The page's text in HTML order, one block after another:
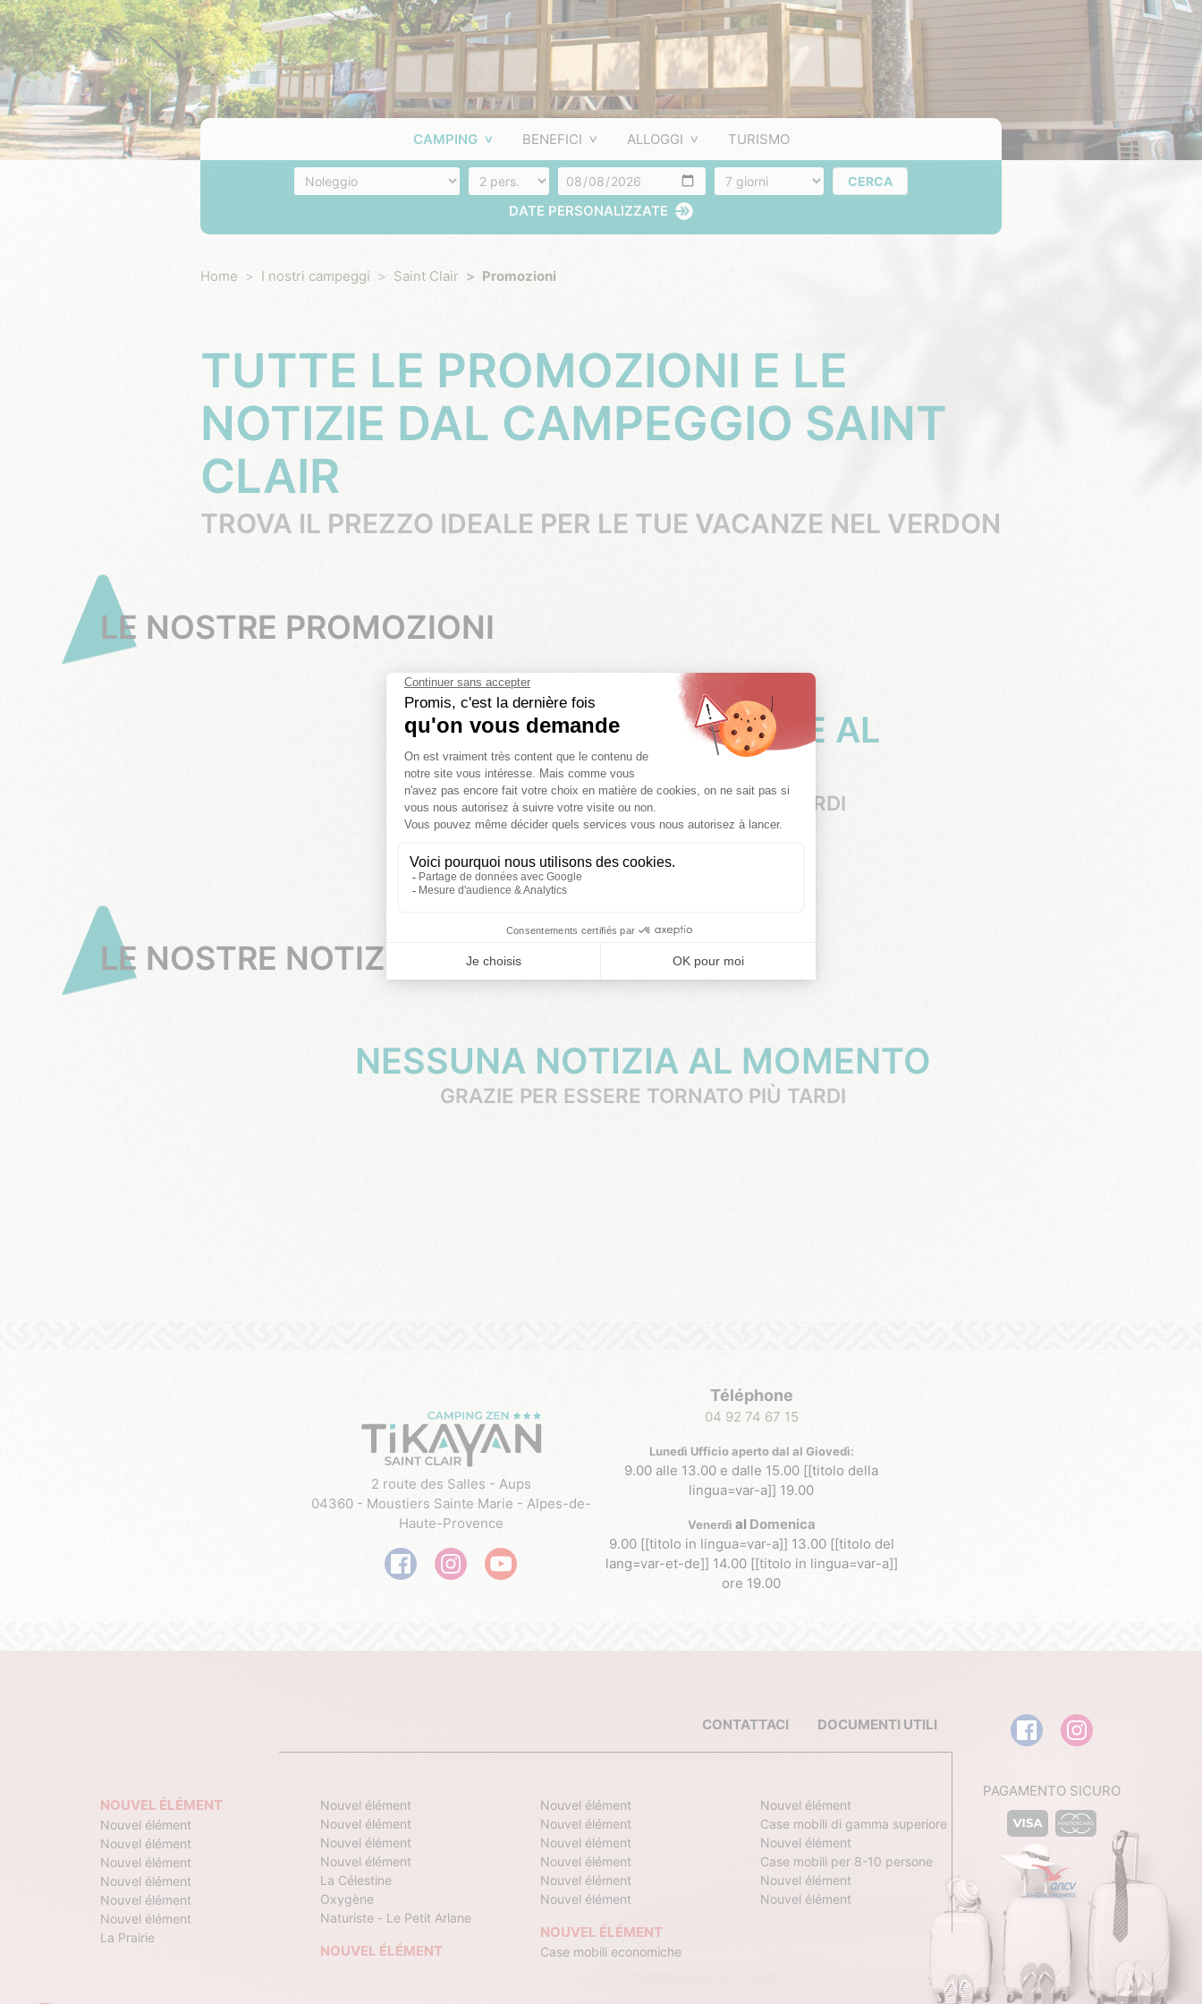
CAMPING BENEFICI ALLOGGI TURISMO
Alloggio Numero di persone Arrivo Numero di giorni CERCA
DATE PERSONALIZZATE
Home I nostri campeggi Saint Clair Promozioni
TUTTE LE PROMOZIONI E LE
NOTIZIE DAL CAMPEGGIO SAINT
CLAIR
TROVA IL PREZZO IDEALE PER LE TUE VACANZE NEL VERDON
LE NOSTRE PROMOZIONI
NESSUNA PROMOZIONE AL
MOMENTO
GRAZIE PER ESSERE TORNATO PIÙ TARDI
LE NOSTRE NOTIZIE
NESSUNA NOTIZIA AL MOMENTO
GRAZIE PER ESSERE TORNATO PIÙ TARDI
2 route des Salles - Aups
04360 - Moustiers Sainte Marie - Alpes-de-
Haute-Provence
Téléphone
04 92 74 67 15
Lunedì Ufficio aperto dal al Giovedì:
9.00 alle 13.00 e dalle 15.00 [[titolo della
lingua=var-a]] 19.00
Venerdì al Domenica
9.00 [[titolo in lingua=var-a]] 13.00 [[titolo del
lang=var-et-de]] 14.00 [[titolo in lingua=var-a]]
ore 19.00
CONTATTACI DOCUMENTI UTILI
NOUVEL ÉLÉMENT
Nouvel élément
Nouvel élément
Nouvel élément
Nouvel élément
Nouvel élément
Nouvel élément
La Prairie
Nouvel élément
Nouvel élément
Nouvel élément
Nouvel élément
La Célestine
Oxygène
Naturiste - Le Petit Arlane
NOUVEL ÉLÉMENT
Nouvel élément
Nouvel élément
Nouvel élément
Nouvel élément
Nouvel élément
Nouvel élément
NOUVEL ÉLÉMENT
Case mobili economiche
Nouvel élément
Case mobili di gamma superiore
Nouvel élément
Case mobili per 8-10 persone
Nouvel élément
Nouvel élément
PAGAMENTO SICURO